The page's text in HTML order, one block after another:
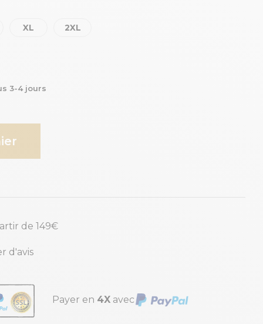
XL 2XL
3-4 jours
de 149€
d'avis
Payer en 4Xavec